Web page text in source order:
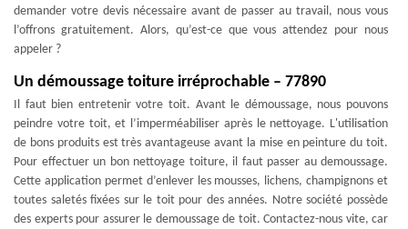
demander votre devis nécessaire avant de passer au travail, nous vous
l’offrons gratuitement. Alors, qu’est-ce que vous attendez pour nous
appeler ?
Un démoussage toiture irréprochable – 77890
Il faut bien entretenir votre toit. Avant le démoussage, nous pouvons
peindre votre toit, et l’imperméabiliser après le nettoyage. L'utilisation
de bons produits est très avantageuse avant la mise en peinture du toit.
Pour effectuer un bon nettoyage toiture, il faut passer au demoussage.
Cette application permet d’enlever les mousses, lichens, champignons et
toutes saletés fixées sur le toit pour des années. Notre société possède
des experts pour assurer le demoussage de toit. Contactez-nous vite, car